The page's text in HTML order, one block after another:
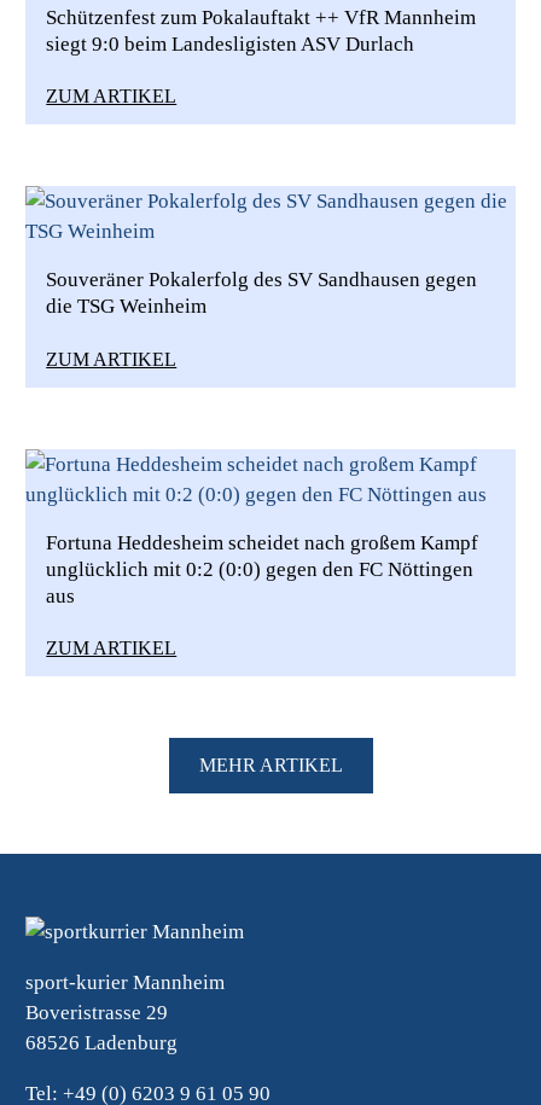
Schützenfest zum Pokalauftakt ++ VfR Mannheim
siegt 9:0 beim Landesligisten ASV Durlach
ZUM ARTIKEL
Souveräner Pokalerfolg des SV Sandhausen gegen
die TSG Weinheim
ZUM ARTIKEL
Fortuna Heddesheim scheidet nach großem Kampf
unglücklich mit 0:2 (0:0) gegen den FC Nöttingen
aus
ZUM ARTIKEL
MEHR ARTIKEL
sport-kurier Mannheim
Boveristrasse 29
68526 Ladenburg
Tel: +49 (0) 6203 9 61 05 90